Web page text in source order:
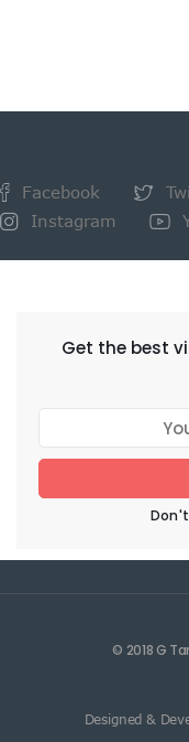
Facebook
Instagram
Get the best
© 2018 G
Designed &